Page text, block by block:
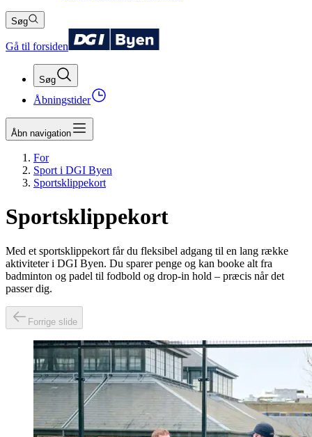
Søg
Gå til forsiden
Søg
Åbningstider
Åbn navigation
For
Sport i DGI Byen
Sportsklippekort
Sportsklippekort
Med et sportsklippekort får du fleksibel adgang til en lang række
aktiviteter i DGI Byen. Du sparer penge og kan booke alt fra
badminton og padel til fodbold og drop-in hold – præcis når det
passer dig.
Forrige slide